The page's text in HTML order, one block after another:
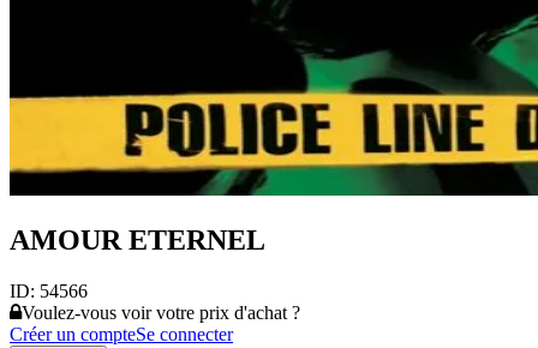
AMOUR ETERNEL
ID: 54566
Voulez-vous voir votre prix d'achat ?
Créer un compteSe connecter